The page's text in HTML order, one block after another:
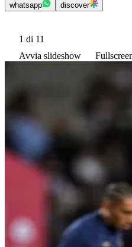
whatsapp discover
1 di 11
Avvia slideshow